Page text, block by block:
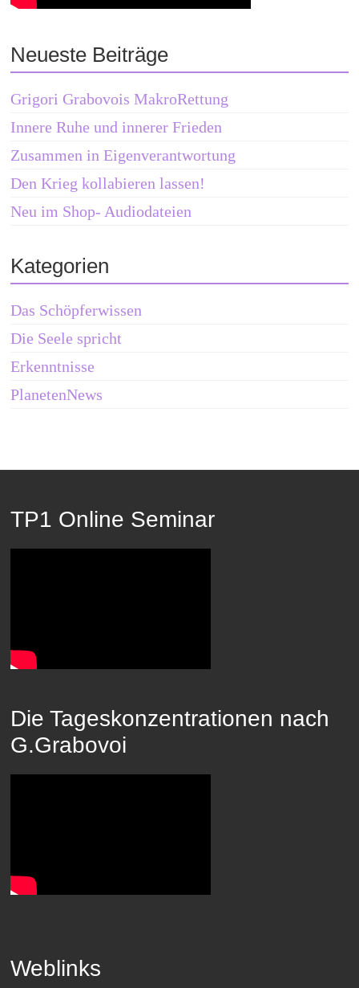
Neueste Beiträge
Grigori Grabovois MakroRettung
Innere Ruhe und innerer Frieden
Zusammen in Eigenverantwortung
Den Krieg kollabieren lassen!
Neu im Shop- Audiodateien
Kategorien
Das Schöpferwissen
Die Seele spricht
Erkenntnisse
PlanetenNews
TP1 Online Seminar
Die Tageskonzentrationen nach
G.Grabovoi
Weblinks